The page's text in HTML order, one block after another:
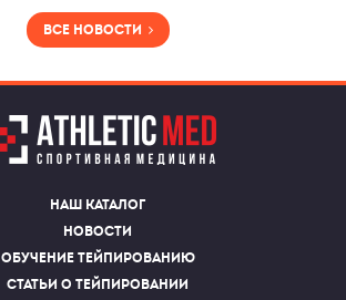
Все новости
Наш каталог
Новости
Обучение тейпированию
Статьи о тейпировании